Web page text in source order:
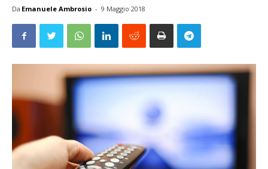
Da Emanuele Ambrosio - 9 Maggio 2018